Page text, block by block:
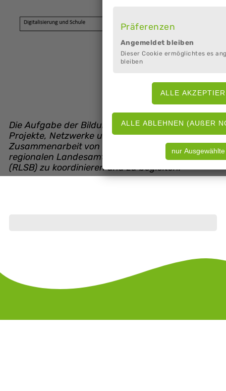
Präferenzen
Angemeldet bleiben
Dieser Cookie ermöglichtes es
bleiben
Die Aufgabe der Bildungsregion besteht darin,
Projekte, Netzwerke und Arbeitskreise in
Zusammenarbeit von Landkreis und dem
regionalen Landesamt für Schule und Bildung
(RLSB) zu koordinieren und zu begleiten.